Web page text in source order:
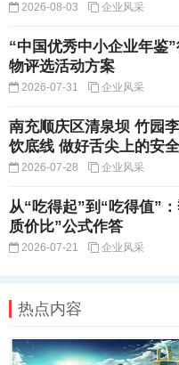
2026-08-03 企业风采
“中国优秀中小企业年鉴
物评选活动方案
2026-07-31 企业风采
南充顺庆区清泉坝 竹园
饮底线 做好舌尖上的安全
2026-07-28 企业风采
从“吃得起”到“吃得值”
质价比”公式作答
2026-07-21 企业风采
热点内容